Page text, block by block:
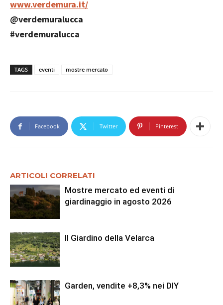
www.verdemura.it/
@verdemuralucca
#verdemuralucca
TAGS eventi mostre mercato
Facebook Twitter Pinterest
ARTICOLI CORRELATI
Mostre mercato ed eventi di
giardinaggio in agosto 2026
Il Giardino della Velarca
Garden, vendite +8,3% nei DIY